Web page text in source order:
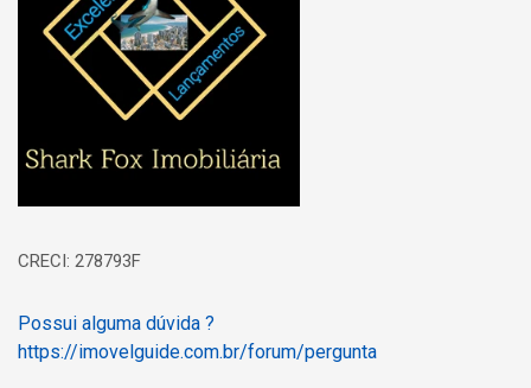
CRECI: 278793F
Possui alguma dúvida ?
https://imovelguide.com.br/forum/pergunta